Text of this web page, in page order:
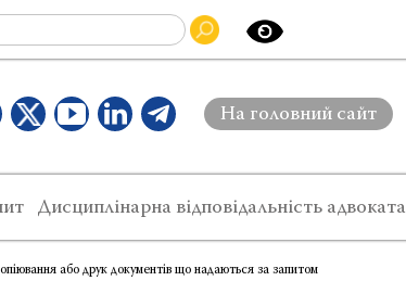
На головний сайт
Дисциплінарна відповідальність адвоката
або друк документів що надаються за запитом